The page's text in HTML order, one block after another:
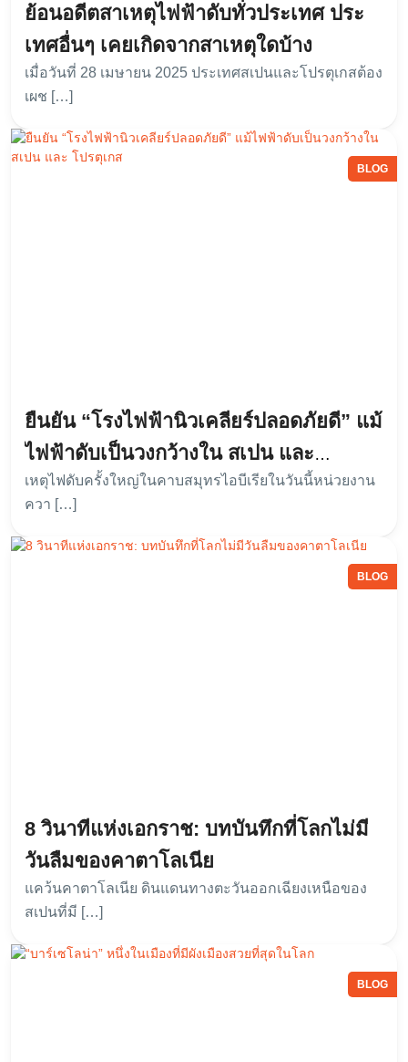
ย้อนอดีตสาเหตุไฟฟ้าดับทั่วประเทศ ประ
เทศอื่นๆ เคยเกิดจากสาเหตุใดบ้าง
เมื่อวันที่ 28 เมษายน 2025 ประเทศสเปนและโปรตุเกสต้อง
เผช […]
BLOG
ยืนยัน “โรงไฟฟ้านิวเคลียร์ปลอดภัยดี” แม้
ไฟฟ้าดับเป็นวงกว้างใน สเปน และ
โปรตุเกส
เหตุไฟดับครั้งใหญ่ในคาบสมุทรไอบีเรียในวันนี้หน่วยงาน
ควา […]
BLOG
8 วินาทีแห่งเอกราช: บทบันทึกที่โลกไม่มี
วันลืมของคาตาโลเนีย
แคว้นคาตาโลเนีย ดินแดนทางตะวันออกเฉียงเหนือของ
สเปนที่มี […]
BLOG